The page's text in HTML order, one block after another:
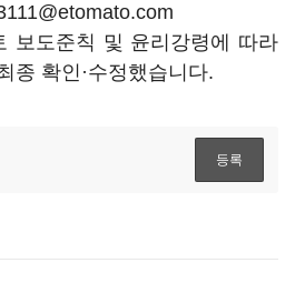
보도준칙 및 윤리강령에 따라
종 확인·수정했습니다.